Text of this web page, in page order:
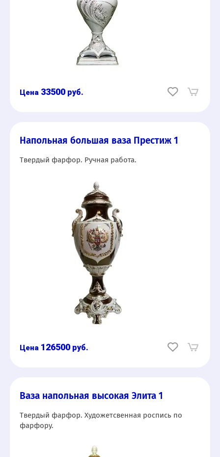
33500 руб.
Напольная большая ваза Престиж 1
Твердый фарфор. Ручная работа.
126500 руб.
Ваза напольная высокая Элита 1
Твердый фарфор. Художетсвенная роспись по
фарфору.